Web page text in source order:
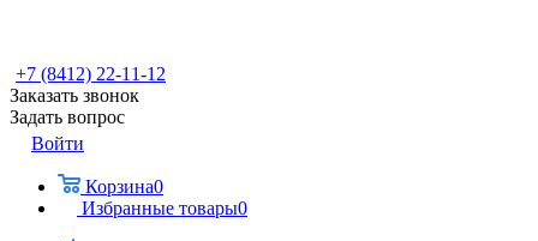
+7 (8412) 22-11-12
Заказать звонок
Задать вопрос
Войти
Корзина0
Избранные товары0